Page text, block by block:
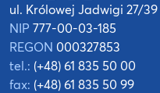
ul. Królowej Jadwigi 27/39
NIP 777-00-03-185
REGON 000327853
tel.: (+48) 61 835 50 00
fax: (+48) 61 835 50 99